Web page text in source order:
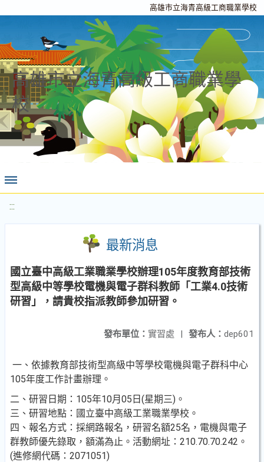
高雄市立海青高級工商職業學校
高雄市立海青高級工商職業學
校
:::
最新消息
國立臺中高級工業職業學校辦理105年度教育部技術
型高級中等學校電機與電子群科教師「工業4.0技術
研習」，請貴校指派教師參加研習。
發布人： dep601
發布單位： 實習處 |
一、依據教育部技術型高級中等學校電機與電子群科中心
105年度工作計畫辦理。
二、研習日期：105年10月05日(星期三)。
三、研習地點：國立臺中高級工業職業學校。
四、報名方式：採網路報名，研習名額25名，電機與電子
群教師優先錄取，額滿為止。活動網址：210.70.70.242。
(進修網代碼：2071051)